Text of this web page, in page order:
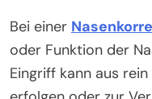
Bei einer
oder Funktion der
Eingriff kann aus